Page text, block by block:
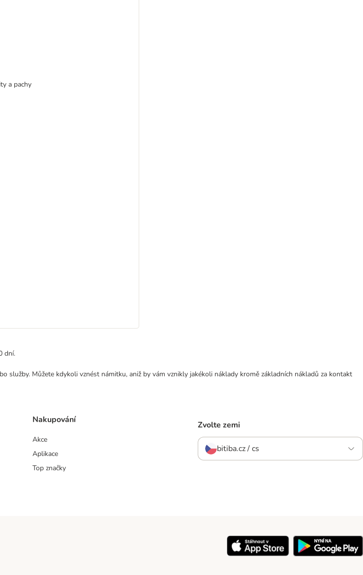
a pachy
dní.
Můžete kdykoli vznést námitku, aniž by vám vznikly jakékoli náklady kromě základních nákladů za kontakt
Nakupování
Akce
Aplikace
Top značky
Zvolte zemi
bitiba.cz / cs